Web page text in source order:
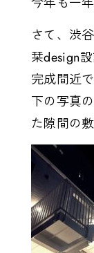
さて、渋
栞design
完成間近
下の写真
た隙間の